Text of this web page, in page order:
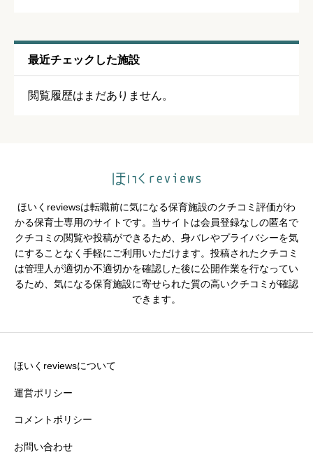
通いやすさ 必須
星の数をお選びください 
シフトの融通 必須
星の数をお選びください 
残業・持ち帰り仕事の少なさ
クチコミのタイトル
最近チェックした施設
閲覧履歴はまだありません。
ほいくreviewsは転職前に気になる保育施設のクチコミ評価がわ
かる保育士専用のサイトです。当サイトは会員登録なしの匿名で
クチコミの閲覧や投稿ができるため、身バレやプライバシーを気
にすることなく手軽にご利用いただけます。投稿されたクチコミ
は管理人が適切か不適切かを確認した後に公開作業を行なってい
るため、気になる保育施設に寄せられた質の高いクチコミが確認
できます。
ほいくreviewsについて
運営ポリシー
コメントポリシー
お問い合わせ